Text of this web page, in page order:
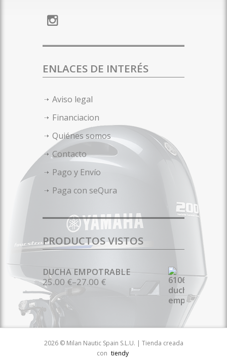
ENLACES DE INTERÉS
Aviso legal
Financiacion
Quiénes somos
Contacto
Pago y Envío
Paga con seQura
PRODUCTOS VISTOS
DUCHA EMPOTRABLE
25.00 €–27.00 €
2026 © Milan Nautic Spain S.L.U. | Tienda creada
con tiendy